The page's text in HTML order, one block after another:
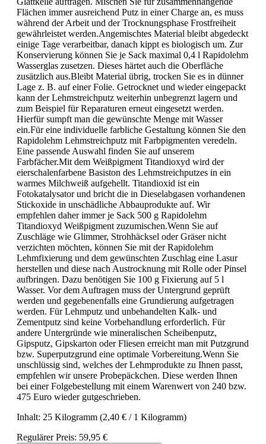
Flächen immer ausreichend Putz in einer Charge an, es muss
während der Arbeit und der Trocknungsphase Frostfreiheit
gewährleistet werden.Angemischtes Material bleibt abgedeckt
einige Tage verarbeitbar, danach kippt es biologisch um. Zur
Konservierung können Sie je Sack maximal 0,4 l Rapidolehm
Wasserglas zusetzen. Dieses härtet auch die Oberfläche
zusätzlich aus.Bleibt Material übrig, trocken Sie es in dünner
Lage z. B. auf einer Folie. Getrocknet und wieder eingepackt
kann der Lehmstreichputz weiterhin unbegrenzt lagern und
zum Beispiel für Reparaturen erneut eingesetzt werden.
Hierfür sumpft man die gewünschte Menge mit Wasser
ein.Für eine individuelle farbliche Gestaltung können Sie den
Rapidolehm Lehmstreichputz mit Farbpigmenten veredeln.
Eine passende Auswahl finden Sie auf unserem
Farbfächer.Mit dem Weißpigment Titandioxyd wird der
eierschalenfarbene Basiston des Lehmstreichputzes in ein
warmes Milchweiß aufgehellt. Titandioxid ist ein
Fotokatalysator und bricht die in Dieselabgasen vorhandenen
Stickoxide in unschädliche Abbauprodukte auf. Wir
empfehlen daher immer je Sack 500 g Rapidolehm
Titandioxyd Weißpigment zuzumischen.Wenn Sie auf
Zuschläge wie Glimmer, Strohhäcksel oder Gräser nicht
verzichten möchten, können Sie mit der Rapidolehm
Lehmfixierung und dem gewünschten Zuschlag eine Lasur
herstellen und diese nach Austrocknung mit Rolle oder Pinsel
aufbringen. Dazu benötigen Sie 100 g Fixierung auf 5 l
Wasser. Vor dem Auftragen muss der Untergrund geprüft
werden und gegebenenfalls eine Grundierung aufgetragen
werden. Für Lehmputz und unbehandelten Kalk- und
Zementputz sind keine Vorbehandlung erforderlich. Für
andere Untergründe wie mineralischen Scheibenputz,
Gipsputz, Gipskarton oder Fliesen erreicht man mit Putzgrund
bzw. Superputzgrund eine optimale Vorbereitung.Wenn Sie
unschlüssig sind, welches der Lehmprodukte zu Ihnen passt,
empfehlen wir unsere Probepäckchen. Diese werden Ihnen
bei einer Folgebestellung mit einem Warenwert von 240 bzw.
475 Euro wieder gutgeschrieben.
Inhalt: 25 Kilogramm (2,40 € / 1 Kilogramm)
Regulärer Preis: 59,95 €